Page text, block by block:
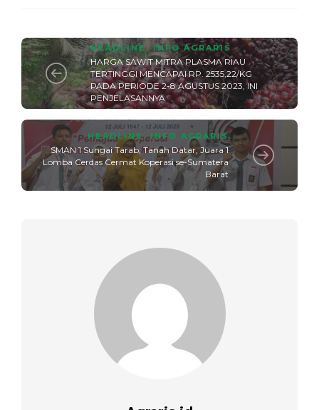
HEADLINE,INFO AGRARIS
HARGA SAWIT MITRA PLASMA RIAU
TERTINGGI MENCAPAI RP. 2535,22/KG
PADA PERIODE 2-8 AGUSTUS 2023, INI
PENJELASANNYA
HEADLINE,INFO AGRARIS
SMAN 1 Sungai Tarab, Tanah Datar, Juara 1
Lomba Cerdas Cermat Koperasi se-Sumatera
Barat